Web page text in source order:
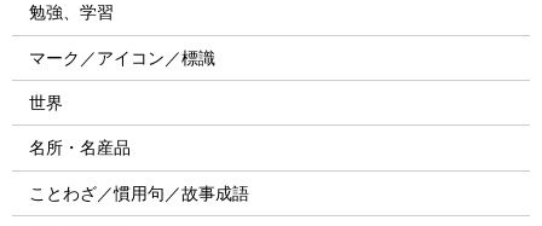
勉強、学習
マーク／アイコン／標識
世界
名所・名産品
ことわざ／慣用句／故事成語